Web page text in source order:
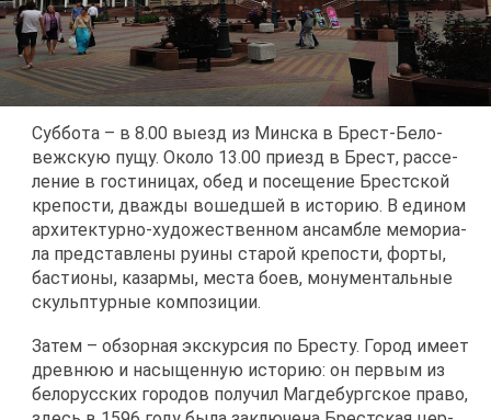
Суб­бо­та – в 8.00 вы­езд из Мин­ска в Брест-Бе­ло­
веж­скую пу­щу. Око­ло 13.00 при­езд в Брест, рас­се­
ле­ние в го­сти­ни­цах, обед и по­се­ще­ние Брест­ской
кре­по­сти, два­жды во­шед­шей в ис­то­рию. В еди­ном
ар­хи­тек­тур­но-ху­до­же­ствен­ном ан­сам­бле ме­мо­ри­а­
ла пред­став­ле­ны ру­и­ны ста­рой кре­по­сти, фор­ты,
ба­сти­о­ны, ка­зар­мы, ме­ста бо­ев, мо­ну­мен­таль­ные
скульп­тур­ные ком­по­зи­ции.
За­тем – об­зор­ная экс­кур­сия по Бре­сту. Го­род име­ет
древ­нюю и на­сы­щен­ную ис­то­рию: он пер­вым из
бе­ло­рус­ских го­ро­дов по­лу­чил Маг­де­бург­ское пра­во,